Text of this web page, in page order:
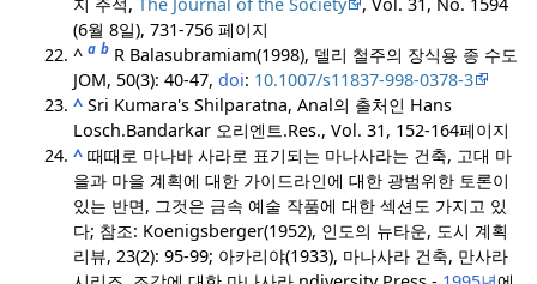
(6월 8일), 731-756 페이지
^a b R Balasubramiam(1998), 델리 철주의 장식용 종 수도
JOM, 50(3): 40-47,doi: 10.1007/s11837-998-0378-3
^ Sri Kumara's Shilparatna, Anal의 출처인 Hans
Losch.Bandarkar 오리엔트.Res., Vol. 31, 152-164페이지
^ 때때로 마나바 사라로 표기되는 마나사라는 건축, 고대 마
을과 마을 계획에 대한 가이드라인에 대한 광범위한 토론이
있는 반면, 그것은 금속 예술 작품에 대한 섹션도 가지고 있
다; 참조: Koenigsberger(1952), 인도의 뉴타운, 도시 계획
리뷰, 23(2): 95-99; 아카리야(1933), 마나사라 건축, 만사라